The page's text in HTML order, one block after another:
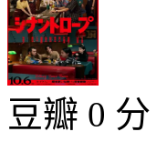
豆瓣 0 分